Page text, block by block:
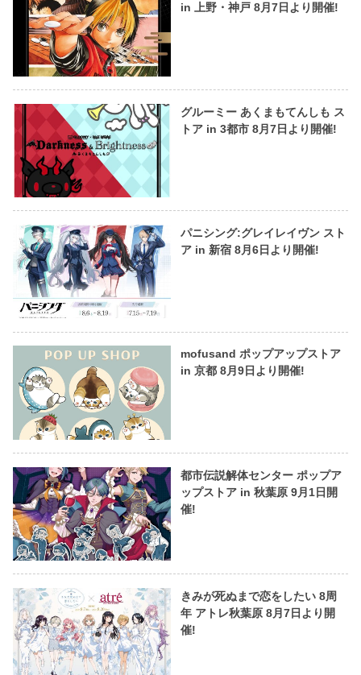
in 上野・神戸 8月7日より開催!
グルーミー あくまもてんしも ス
トア in 3都市 8月7日より開催!
パニシング:グレイレイヴン スト
ア in 新宿 8月6日より開催!
mofusand ポップアップストア
in 京都 8月9日より開催!
都市伝説解体センター ポップア
ップストア in 秋葉原 9月1日開
催!
きみが死ぬまで恋をしたい 8周
年 アトレ秋葉原 8月7日より開
催!